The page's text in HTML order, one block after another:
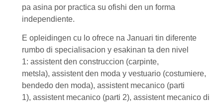
pa asina por practica su ofishi den un forma
independiente.
E opleidingen cu lo ofrece na Januari tin diferente
rumbo di specialisacion y esakinan ta den nivel
1: assistent den construccion (carpinte,
metsla), assistent den moda y vestuario (costumiere,
bendedo den moda), assistent mecanico (parti
1), assistent mecanico (parti 2), assistent mecanico di